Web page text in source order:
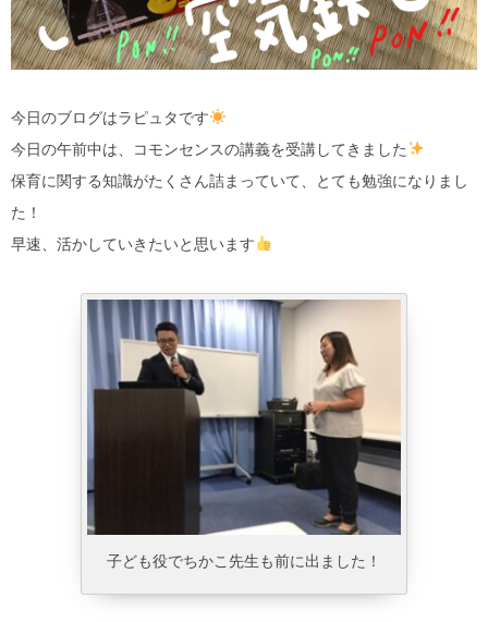
今日のブログはラピュタです
今日の午前中は、コモンセンスの講義を受講してきました
保育に関する知識がたくさん詰まっていて、とても勉強になりまし
た！
早速、活かしていきたいと思います
子ども役でちかこ先生も前に出ました！